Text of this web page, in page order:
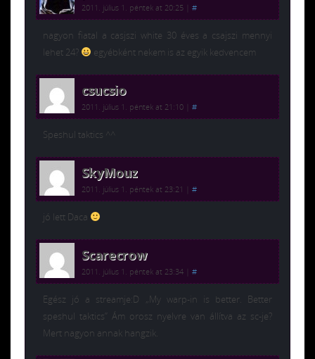
2011. július 1. péntek at 20:25 #
nagyon fiatal a casjszi white 30 éves a csajszi mennyi
lehet 24?
egyébként nekem is az egyik kedvencem
csucsio
2011. július 1. péntek at 21:10 #
Speshul taktics ^^
SkyMouz
2011. július 1. péntek at 23:21 #
jó lett Daca
Scarecrow
2011. július 1. péntek at 23:34 #
Egész jó a streamje:D „My warp-in is better. Better
speshul taktics” Ám orosz nyelvre van állítva az sc-je?
Mert nagyon annak hangzik.